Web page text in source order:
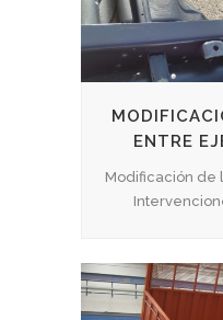
ENTRE
Modificación de